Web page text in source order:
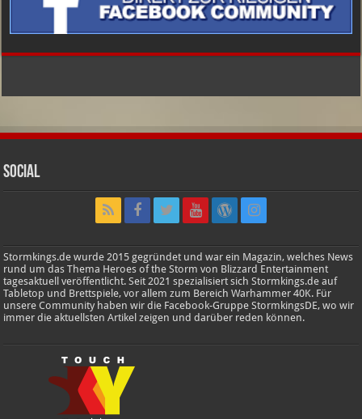
Social
Stormkings.de wurde 2015 gegründet und war ein Magazin, welches News
rund um das Thema Heroes of the Storm von Blizzard Entertainment
tagesaktuell veröffentlicht. Seit 2021 spezialisiert sich Stormkings.de auf
Tabletop und Brettspiele, vor allem zum Bereich Warhammer 40K. Für
unsere Community haben wir die Facebook-Gruppe StormkingsDE, wo wir
immer die aktuellsten Artikel zeigen und darüber reden können.